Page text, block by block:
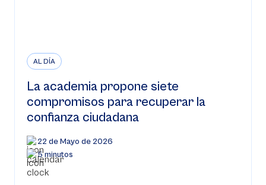
AL DÍA
La academia propone siete
compromisos para recuperar la
confianza ciudadana
22 de Mayo de 2026
5 minutos